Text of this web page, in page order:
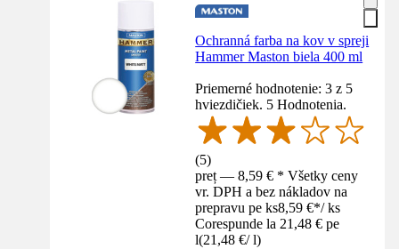
Ochranná farba na kov v spreji
Hammer Maston biela 400 ml
Priemerné hodnotenie: 3 z 5
hviezdičiek. 5 Hodnotenia.
(5)
preț — 8,59 € * Všetky ceny
vr. DPH a bez nákladov na
prepravu pe ks8,59 €*/ ks
Corespunde la 21,48 € pe
l(21,48 €/ l)